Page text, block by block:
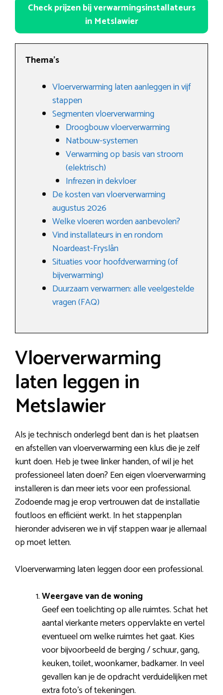
Check prijzen bij verwarmingsinstallateurs
in Metslawier
Thema’s
Vloerverwarming laten aanleggen in vijf
stappen
Segmenten vloerverwarming
Droogbouw vloerverwarming
Natbouw-systemen
Verwarming op basis van stroom
(elektrisch)
Infrezen in dekvloer
De kosten van vloerverwarming
augustus 2026
Welke vloeren worden aanbevolen?
Vind installateurs in en rondom
Noardeast-Fryslân
Situaties voor hoofdverwarming (of
bijverwarming)
Duurzaam verwarmen: alle veelgestelde
vragen (FAQ)
Vloerverwarming
laten leggen in
Metslawier
Als je technisch onderlegd bent dan is het plaatsen
en afstellen van vloerverwarming een klus die je zelf
kunt doen. Heb je twee linker handen, of wil je het
professioneel laten doen? Een eigen vloerverwarming
installeren is dan meer iets voor een professional.
Zodoende mag je erop vertrouwen dat de installatie
foutloos en efficiënt werkt. In het stappenplan
hieronder adviseren we in vijf stappen waar je allemaal
op moet letten.
Vloerverwarming laten leggen door een professional.
Weergave van de woning
Geef een toelichting op alle ruimtes. Schat het
aantal vierkante meters oppervlakte en vertel
eventueel om welke ruimtes het gaat. Kies
voor bijvoorbeeld de berging / schuur, gang,
keuken, toilet, woonkamer, badkamer. In veel
gevallen kan je de opdracht verduidelijken met
extra foto’s of tekeningen.